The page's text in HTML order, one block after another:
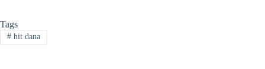
Tags
#hit dana